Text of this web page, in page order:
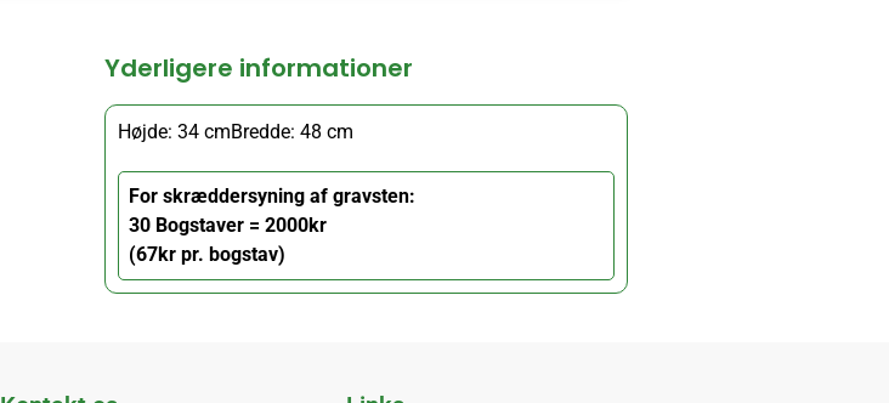
Yderligere informationer
Højde: 34 cmBredde: 48 cm
For skræddersyning af gravsten:
30 Bogstaver = 2000kr
(67kr pr. bogstav)